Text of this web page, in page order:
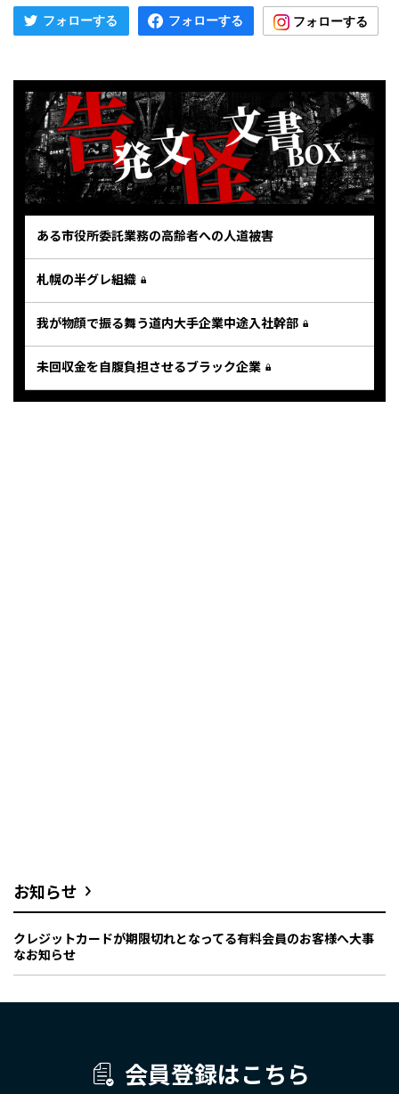
ある市役所委託業務の高齢者への人道被害
札幌の半グレ組織
我が物顔で振る舞う道内大手企業中途入社幹部
未回収金を自腹負担させるブラック企業
お知らせ
クレジットカードが期限切れとなってる有料会員のお客様へ大事
なお知らせ
会員登録はこちら